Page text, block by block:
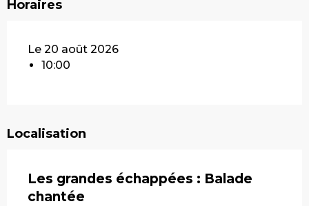
Horaires
Le 20 août 2026
10:00
Localisation
Les grandes échappées : Balade
chantée